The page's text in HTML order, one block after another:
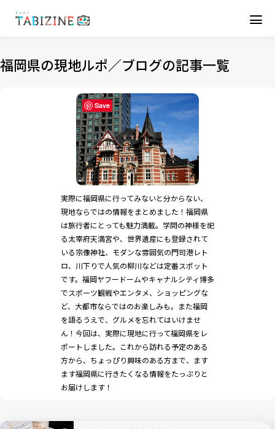
福岡県の現地ルポ／ブログの記事一覧
実際に福岡県に行ってみないと分からない、
現地ならではの情報をまとめました！福岡県
は旅行者にとっても魅力満載。学問の神様を祀
る太宰府天満宮や、世界遺産にも登録されて
いる宗像神社、モダンな雰囲気の門司港レト
ロ、川下りで人気の柳川などは定番スポット
です。福岡ヤフードームやキャナルシティ博多
でスポーツ観戦やエンタメ、ショッピングな
ど、大都市ならではのお楽しみも。また福岡
を語るうえで、グルメを忘れてはいけませ
ん！今回は、実際に現地に行って福岡県をレ
ポートしました。これから訪れる予定のある
方から、ちょっぴり興味のある方まで、ます
ます福岡県に行きたくなる情報をたっぷりと
お届けします！
Save